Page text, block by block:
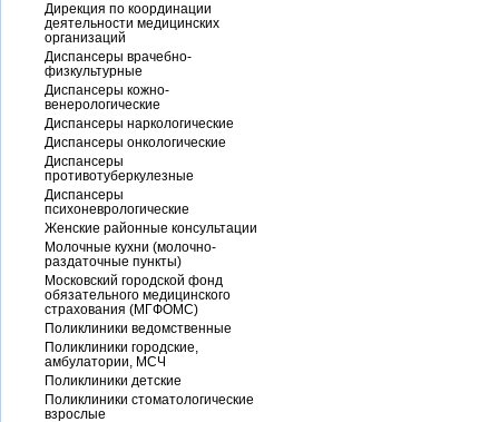
Дирекция по координации
деятельности медицинских
организаций
Диспансеры врачебно-
физкультурные
Диспансеры кожно-
венерологические
Диспансеры наркологические
Диспансеры онкологические
Диспансеры
противотуберкулезные
Диспансеры
психоневрологические
Женские районные консультации
Молочные кухни (молочно-
раздаточные пункты)
Московский городской фонд
обязательного медицинского
страхования (МГФОМС)
Поликлиники ведомственные
Поликлиники городские,
амбулатории, МСЧ
Поликлиники детские
Поликлиники стоматологические
взрослые